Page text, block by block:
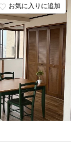
お気に入りに追加